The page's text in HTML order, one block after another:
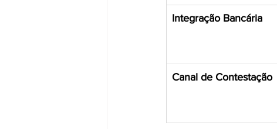
Integração Bancária
Canal de Contestação